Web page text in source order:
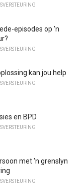
episodes op 'n
kan jou help
en BPD
met 'n grenslyn